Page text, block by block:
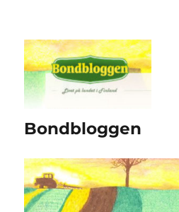
Bondbloggen